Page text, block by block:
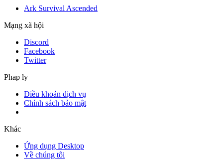
Ark Survival Ascended
Mạng xã hội
Discord
Facebook
Twitter
Phap ly
Điều khoản dịch vụ
Chính sách bảo mật
Khác
Ứng dụng Desktop
Về chúng tôi